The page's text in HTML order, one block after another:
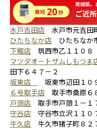
水戸吉田店 水戸市元吉田
ひたちなか店 ひたちなか
下館店 筑西市乙１１０８
マツダオートザムしもつま
田下６４７－２
坂東店
坂東市辺田１０
６号取手店 取手市桑原６
戸頭店 取手市戸頭１－１
守谷店 守谷市立沢１１０
牛久店 牛久市猪子町８２